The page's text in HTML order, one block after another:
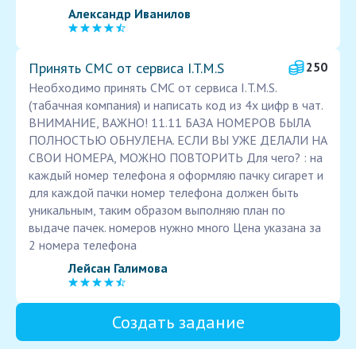
Александр Иванилов
Принять СМС от сервиса I.T.M.S
250
Необходимо принять СМС от сервиса I.T.M.S.
(табачная компания) и написать код из 4х цифр в чат.
ВНИМАНИЕ, ВАЖНО! 11.11 БАЗА НОМЕРОВ БЫЛА
ПОЛНОСТЬЮ ОБНУЛЕНА. ЕСЛИ ВЫ УЖЕ ДЕЛАЛИ НА
СВОИ НОМЕРА, МОЖНО ПОВТОРИТЬ Для чего? : на
каждый номер телефона я оформляю пачку сигарет и
для каждой пачки номер телефона должен быть
уникальным, таким образом выполняю план по
выдаче пачек. номеров нужно много Цена указана за
2 номера телефона
Лейсан Галимова
Создать задание